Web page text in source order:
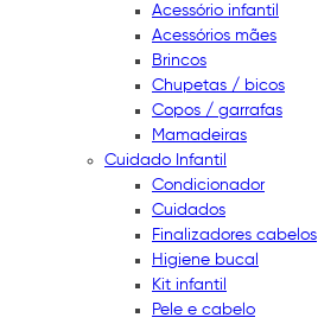
Acessório infantil
Acessórios mães
Brincos
Chupetas / bicos
Copos / garrafas
Mamadeiras
Cuidado Infantil
Condicionador
Cuidados
Finalizadores cabelos
Higiene bucal
Kit infantil
Pele e cabelo